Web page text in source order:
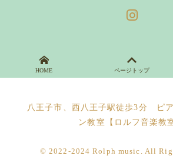
HOME ページトップ
八王子市、西八王子駅徒歩3分 ピ
ン教室【ロルフ音楽教
© 2022-2024 Rolph music. All